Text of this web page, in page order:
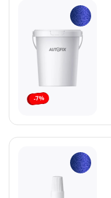
-7%